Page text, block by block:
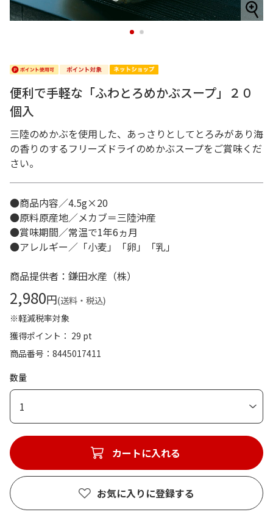
1 2
便利で手軽な「ふわとろめかぶスープ」２０
個入
三陸のめかぶを使用した、あっさりとしてとろみがあり海
の香りのするフリーズドライのめかぶスープをご賞味くだ
さい。
●商品内容／4.5g×20
●原料原産地／メカブ＝三陸沖産
●賞味期間／常温で1年6ヵ月
●アレルギー／「小麦」「卵」「乳」
商品提供者：鎌田水産（株）
2,980円(送料・税込)
※軽減税率対象
獲得ポイント： 29 pt
商品番号
8445017411
数量
1
カートに入れる
お気に入りに登録する